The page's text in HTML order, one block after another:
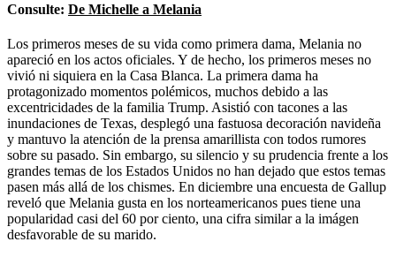
Consulte: De Michelle a Melania
Los primeros meses de su vida como primera dama, Melania no
apareció en los actos oficiales. Y de hecho, los primeros meses no
vivió ni siquiera en la Casa Blanca. La primera dama ha
protagonizado momentos polémicos, muchos debido a las
excentricidades de la familia Trump. Asistió con tacones a las
inundaciones de Texas, desplegó una fastuosa decoración navideña
y mantuvo la atención de la prensa amarillista con todos rumores
sobre su pasado. Sin embargo, su silencio y su prudencia frente a los
grandes temas de los Estados Unidos no han dejado que estos temas
pasen más allá de los chismes. En diciembre una encuesta de Gallup
reveló que Melania gusta en los norteamericanos pues tiene una
popularidad casi del 60 por ciento, una cifra similar a la imágen
desfavorable de su marido.